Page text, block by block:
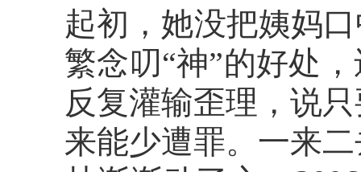
起初，她没把姨妈
繁念叨“神”的好处
反复灌输歪理，说
来能少遭罪。一来